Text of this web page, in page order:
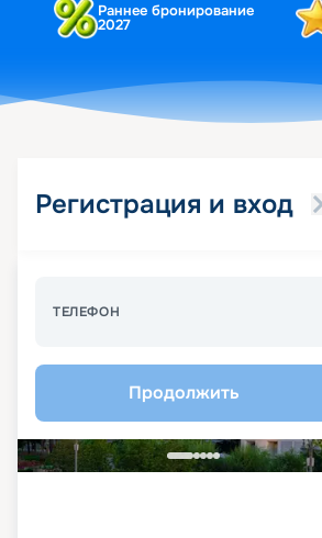
Раннее бронирование
2027
Регистрация и вход
ТЕЛЕФОН
Продолжить
Популярные